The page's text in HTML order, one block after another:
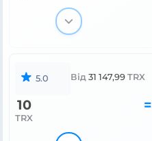
5.0 Від 31 147,99 TRX
10
TRX
=